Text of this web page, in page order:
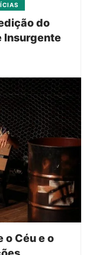
do
Insurgente
o Céu e o